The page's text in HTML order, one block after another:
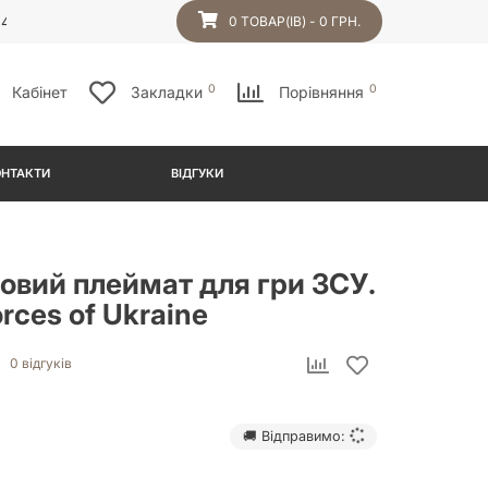
0 ТОВАР(ІВ) - 0 ГРН.
Кабінет Закладки 0 Порівняння 0
ВІДГУКИ
плеймат для гри ЗСУ.
of Ukraine
0 відгуків
🚚 Відправимо: